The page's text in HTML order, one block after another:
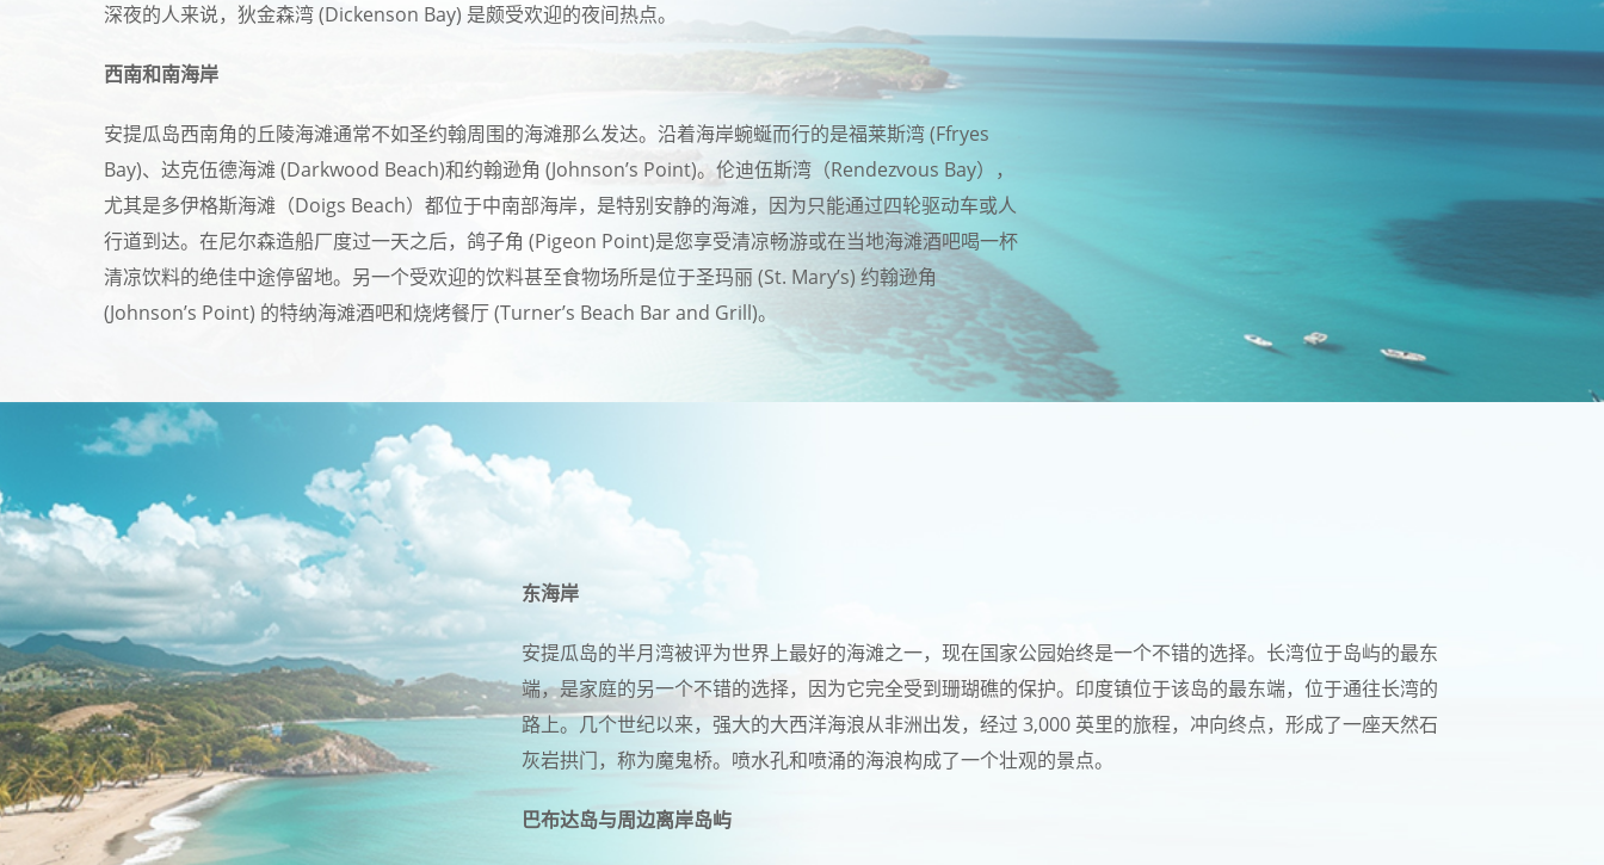
深夜的人来说，狄金森湾 (Dickenson Bay) 是颇受欢迎的夜间热点。
西南和南海岸
安提瓜岛西南角的丘陵海滩通常不如圣约翰周围的海滩那么发达。沿着海岸蜿蜒而行的是福莱斯湾 (Ffryes
Bay)、达克伍德海滩 (Darkwood Beach)和约翰逊角 (Johnson’s Point)。伦迪伍斯湾（Rendezvous Bay），
尤其是多伊格斯海滩（Doigs Beach）都位于中南部海岸，是特别安静的海滩，因为只能通过四轮驱动车或人
行道到达。在尼尔森造船厂度过一天之后，鸽子角 (Pigeon Point)是您享受清凉畅游或在当地海滩酒吧喝一杯
清凉饮料的绝佳中途停留地。另一个受欢迎的饮料甚至食物场所是位于圣玛丽 (St. Mary’s) 约翰逊角
(Johnson’s Point) 的特纳海滩酒吧和烧烤餐厅 (Turner’s Beach Bar and Grill)。
东海岸
安提瓜岛的半月湾被评为世界上最好的海滩之一，现在国家公园始终是一个不错的选择。长湾位于岛屿的最东
端，是家庭的另一个不错的选择，因为它完全受到珊瑚礁的保护。印度镇位于该岛的最东端，位于通往长湾的
路上。几个世纪以来，强大的大西洋海浪从非洲出发，经过 3,000 英里的旅程，冲向终点，形成了一座天然石
灰岩拱门，称为魔鬼桥。喷水孔和喷涌的海浪构成了一个壮观的景点。
巴布达岛与周边离岸岛屿